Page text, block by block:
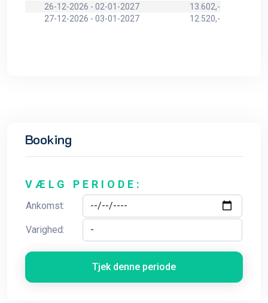
26-12-2026 - 02-01-2027
13.602,-
27-12-2026 - 03-01-2027
12.520,-
Booking
VÆLG PERIODE:
Ankomst:
Varighed:
Tjek denne periode